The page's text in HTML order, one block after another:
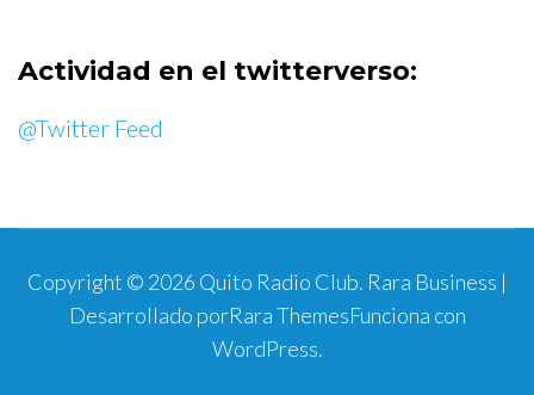
Actividad en el twitterverso:
@Twitter Feed
Copyright © 2026 Quito Radio Club. Rara Business |
Desarrollado porRara ThemesFunciona con
WordPress.